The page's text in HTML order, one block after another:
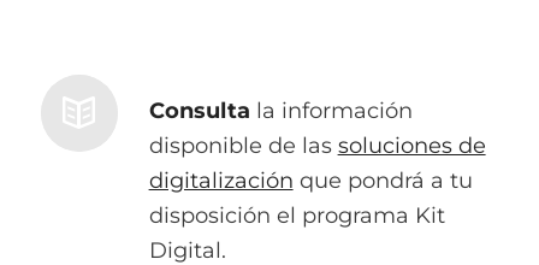
Consulta la información
disponible de las soluciones de
digitalización que pondrá a tu
disposición el programa Kit
Digital.